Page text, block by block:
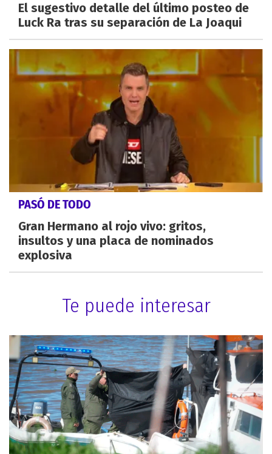
El sugestivo detalle del último posteo de
Luck Ra tras su separación de La Joaqui
PASÓ DE TODO
Gran Hermano al rojo vivo: gritos,
insultos y una placa de nominados
explosiva
Te puede interesar